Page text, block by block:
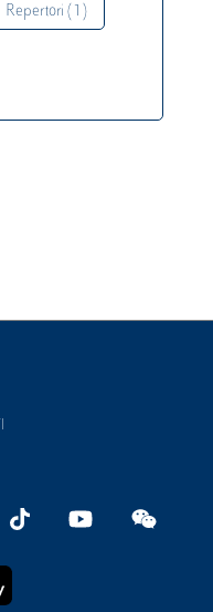
Repertori ( 1 )